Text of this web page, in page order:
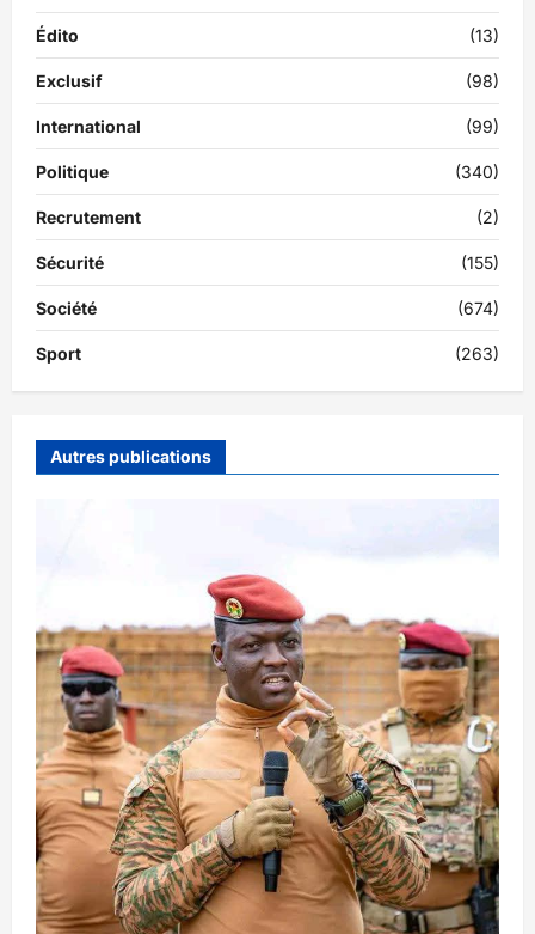
Édito (13)
Exclusif (98)
International (99)
Politique (340)
Recrutement (2)
Sécurité (155)
Société (674)
Sport (263)
Autres publications